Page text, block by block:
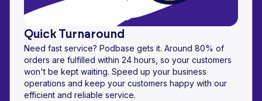
Quick Turnaround
Need fast service? Podbase gets it. Around 80% of
orders are fulfilled within 24 hours, so your customers
won't be kept waiting. Speed up your business
operations and keep your customers happy with our
efficient and reliable service.